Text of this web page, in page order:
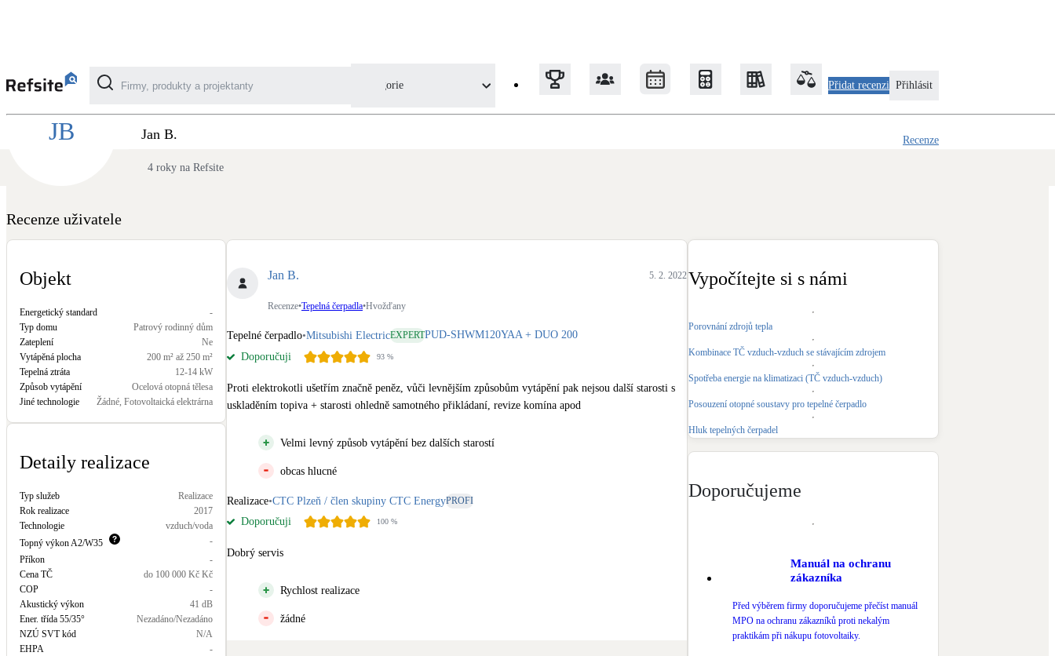
Kategorie Přidat recenzi Přihlásit
Dotační, energetické služby
Solární termický systém Klimatizace
Teplovzdušné vytápění Balkonové sestavy
Hlavní zdroje vytápění
Stínicí technika
Šedá i černá odpadní voda Doplňkové zdroje vytápění
Akumulace dešťovky
Zelená střecha
Vegetační střechy
Větrné elektrárny
JB
Kontaktovat uživatele
Recenze CTC Plzeň / člen skupiny CTC Energy - Tepelná čerpadla z pohledu uživatele
Jan B. Recenze
4 roky na Refsite
Recenze uživatele
Objekt
Energetický standard
-
Typ domu
Patrový rodinný dům
Zateplení
Ne
Vytápěná plocha
200 m² až 250 m²
Tepelná ztráta
12-14 kW
Způsob vytápění
Ocelová otopná tělesa
Jiné technologie
Žádné, Fotovoltaická elektrárna
Detaily realizace
Typ služeb
Realizace
Rok realizace
2017
Technologie
vzduch/voda
Topný výkon A2/W35
-
Příkon
-
Cena TČ
do 100 000 Kč Kč
COP
-
Akustický výkon
41 dB
Ener. třída 55/35°
Nezadáno/Nezadáno
NZÚ SVT kód
N/A
EHPA
-
Jan B. 5. 2. 2022
Recenze•Tepelná čerpadla•Hvožďany
Tepelné čerpadlo•Mitsubishi ElectricEXPERTPUD-SHWM120YAA + DUO 200
Doporučuji
93 %
Proti elektrokotli ušetřím značně peněz, vůči levnějším způsobům vytápění pak nejsou další starosti s
uskladěním topiva + starosti ohledně samotného přikládaní, revize komína apod
Velmi levný způsob vytápění bez dalších starostí
obcas hlucné
Realizace•CTC Plzeň / člen skupiny CTC EnergyPROFI
Doporučuji 100 %
Dobrý servis
Rychlost realizace
žádné
Vypočítejte si s námi
Porovnání zdrojů tepla
Kombinace TČ vzduch-vzduch se stávajícím zdrojem
Spotřeba energie na klimatizaci (TČ vzduch-vzduch)
Posouzení otopné soustavy pro tepelné čerpadlo
Hluk tepelných čerpadel
Doporučujeme
Manuál na ochranu
zákazníka
Před výběrem firmy doporučujeme přečíst manuál
MPO na ochranu zákazníků proti nekalým
praktikám při nákupu fotovoltaiky.